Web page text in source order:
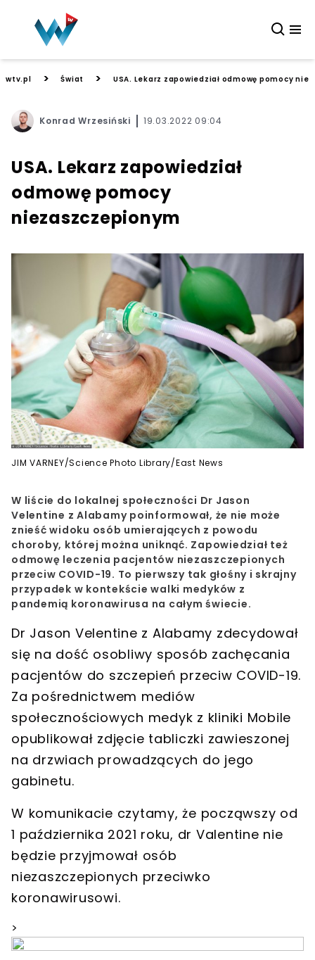
wtv.pl > Świat > USA. Lekarz zapowiedział odmowę pomocy
Konrad Wrzesiński 19.03.2022 09:04
USA. Lekarz zapowiedział
odmowę pomocy
niezaszczepionym
JIM VARNEY/Science Photo Library/East News
W liście do lokalnej społeczności Dr Jason
Velentine z Alabamy poinformował, że nie może
znieść widoku osób umierających z powodu
choroby, której można uniknąć. Zapowiedział też
odmowę leczenia pacjentów niezaszczepionych
przeciw COVID-19. To pierwszy tak głośny i skrajny
przypadek w kontekście walki medyków z
pandemią koronawirusa na całym świecie.
Dr Jason Velentine z Alabamy zdecydował
się na dość osobliwy sposób zachęcania
pacjentów do szczepień przeciw COVID-19.
Za pośrednictwem mediów
społecznościowych medyk z kliniki Mobile
opublikował zdjęcie tabliczki zawieszonej
na drzwiach prowadzących do jego
gabinetu.
W komunikacie czytamy, że począwszy od
1 października 2021 roku, dr Valentine nie
będzie przyjmował osób
niezaszczepionych przeciwko
koronawirusowi.
>